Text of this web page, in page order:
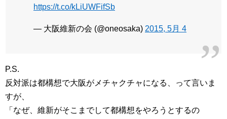
https://t.co/kLiUWFifSb
— 大阪維新の会 (@oneosaka) 2015, 5月 4
P.S.
反対派は都構想で大阪がメチャクチャになる、って言いま
すが、
「なぜ、維新がそこまでして都構想をやろうとするの